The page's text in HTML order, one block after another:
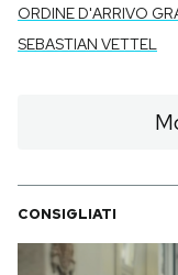
ORDINE D'ARRIVO
SEBASTIAN VETTEL
CONSIGLIATI